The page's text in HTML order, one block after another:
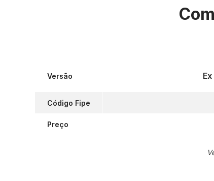
Versão
Código Fipe
Preço